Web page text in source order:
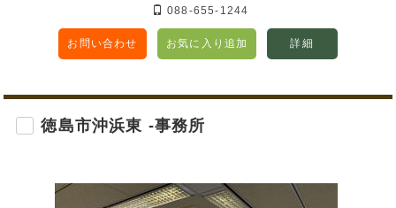
088-655-1244
お問い合わせ お気に入り追加 詳細
徳島市沖浜東 -事務所